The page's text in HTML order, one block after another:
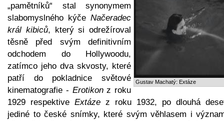
Gustav Machatý: Extáze
„pamětníků“ stal synonymem
slabomyslného kýče Načeradec
král kibiců, který si odrežíroval
těsně před svým definitivním
odchodem do Hollywoodu,
zatímco jeho dva skvosty, které
patří do pokladnice světové
kinematografie - Erotikonz roku
1929 respektive Extáze z roku 1932, po dlouhá
jediné to české snímky, které svým věhlasem i